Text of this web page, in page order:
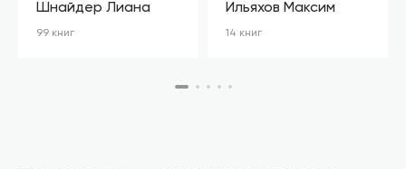
Шнайдер Лиана
99 книг
Ильяхов Максим
14 книг